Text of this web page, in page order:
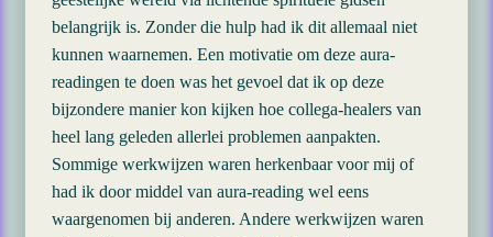
belangrijk is. Zonder die hulp had ik dit allemaal niet
kunnen waarnemen. Een motivatie om deze aura-
readingen te doen was het gevoel dat ik op deze
bijzondere manier kon kijken hoe collega-healers van
heel lang geleden allerlei problemen aanpakten.
Sommige werkwijzen waren herkenbaar voor mij of
had ik door middel van aura-reading wel eens
waargenomen bij anderen. Andere werkwijzen waren